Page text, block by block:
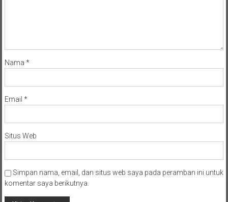
Nama *
Email *
Situs Web
Simpan nama, email, dan situs web saya pada peramban ini untuk
komentar saya berikutnya.